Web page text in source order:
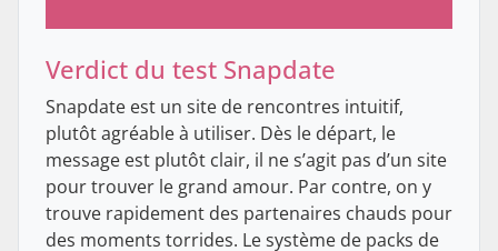
Verdict du test Snapdate
Snapdate est un site de rencontres intuitif,
plutôt agréable à utiliser. Dès le départ, le
message est plutôt clair, il ne s’agit pas d’un site
pour trouver le grand amour. Par contre, on y
trouve rapidement des partenaires chauds pour
des moments torrides. Le système de packs de